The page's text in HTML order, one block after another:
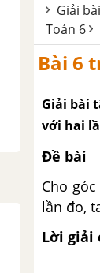
Giải
Toán 6
Bài 6
Giải bài
với hai
Đề bài
Cho
lần đo,
Lời giải